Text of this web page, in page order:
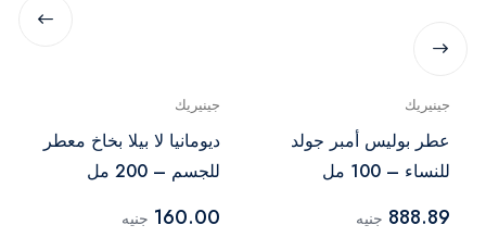
جينيريك
عطر بوليس أمبر جولد
للنساء – 100 مل
888.89 جنيه
جينيريك
ديومانيا لا بيلا بخاخ معطر
للجسم – 200 مل
160.00 جنيه